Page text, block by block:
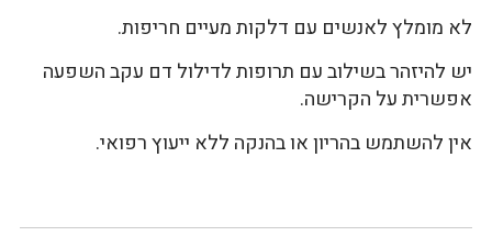
לא מומלץ לאנשים עם דלקות מעיים חריפות.
יש להיזהר בשילוב עם תרופות לדילול דם עקב השפעה
אפשרית על הקרישה.
אין להשתמש בהריון או בהנקה ללא ייעוץ רפואי.